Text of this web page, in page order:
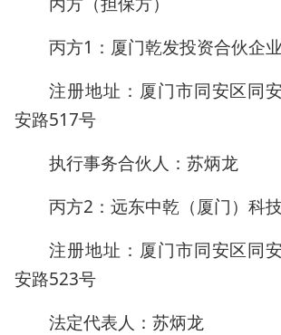
丙方1：厦门乾发投资合伙企
注册地址：厦门市同安区同
安路517号
执行事务合伙人：苏炳龙
丙方2：远东中乾（厦门）科
注册地址：厦门市同安区同
安路523号
法定代表人：苏炳龙